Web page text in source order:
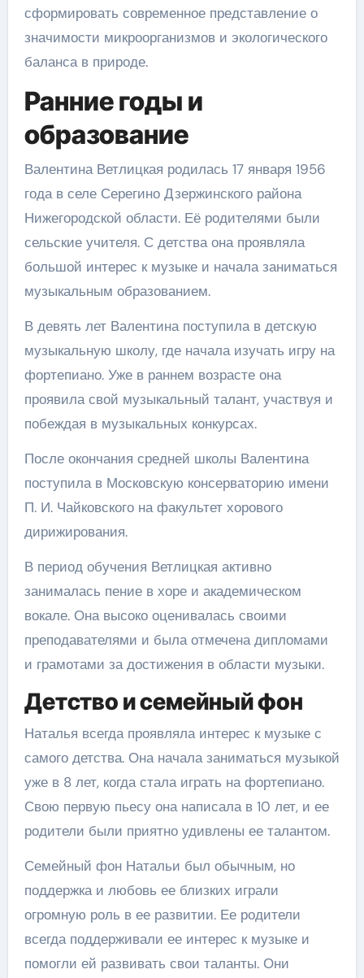
сформировать современное представление о
значимости микроорганизмов и экологического
баланса в природе.
Ранние годы и
образование
Валентина Ветлицкая родилась 17 января 1956
года в селе Серегино Дзержинского района
Нижегородской области. Её родителями были
сельские учителя. С детства она проявляла
большой интерес к музыке и начала заниматься
музыкальным образованием.
В девять лет Валентина поступила в детскую
музыкальную школу, где начала изучать игру на
фортепиано. Уже в раннем возрасте она
проявила свой музыкальный талант, участвуя и
побеждая в музыкальных конкурсах.
После окончания средней школы Валентина
поступила в Московскую консерваторию имени
П. И. Чайковского на факультет хорового
дирижирования.
В период обучения Ветлицкая активно
занималась пение в хоре и академическом
вокале. Она высоко оценивалась своими
преподавателями и была отмечена дипломами
и грамотами за достижения в области музыки.
Детство и семейный фон
Наталья всегда проявляла интерес к музыке с
самого детства. Она начала заниматься музыкой
уже в 8 лет, когда стала играть на фортепиано.
Свою первую пьесу она написала в 10 лет, и ее
родители были приятно удивлены ее талантом.
Семейный фон Натальи был обычным, но
поддержка и любовь ее близких играли
огромную роль в ее развитии. Ее родители
всегда поддерживали ее интерес к музыке и
помогли ей развивать свои таланты. Они